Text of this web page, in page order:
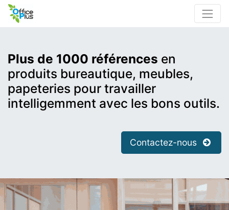
Plus de 1000 références en
produits bureautique, meubles,
papeteries pour travailler
intelligemment avec les bons outils.
Contactez-nous